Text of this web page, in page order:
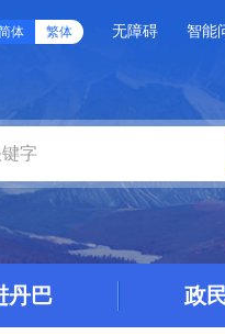
体 繁体 无障碍 智能
丹巴 政